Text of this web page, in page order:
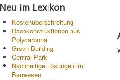
Neu im Lexikon
Kostenüberschreitung
Dachkonstruktionen aus
Polycarbonat
Green Building
Central Park
Nachhaltige Lösungen im
Bauwesen